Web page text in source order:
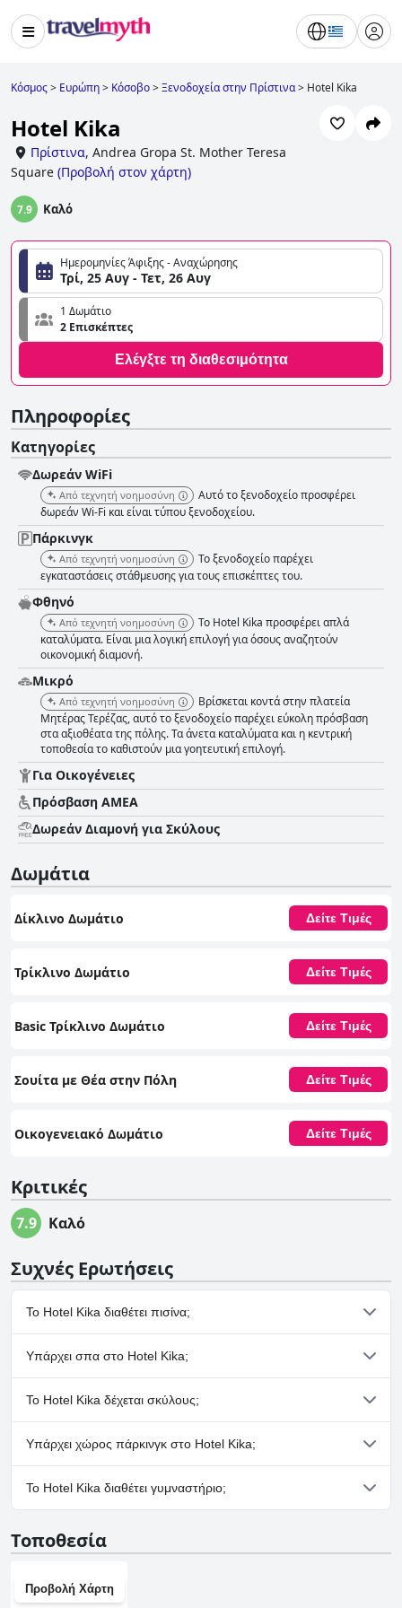
Κόσμος> Ευρώπη> Κόσοβο>Ξενοδοχεία στην Πρίστινα> Hotel Kika
Hotel Kika
Πρίστινα, Andrea Gropa St. Mother Teresa
Square (Προβολή στον χάρτη)
7.9 Καλό
Ημερομηνίες Άφιξης - Αναχώρησης
Τρί, 25 Αυγ - Τετ, 26 Αυγ
1 Δωμάτιο
2 Επισκέπτες
Ελέγξτε τη διαθεσιμότητα
Πληροφορίες
Κατηγορίες
Δωρεάν WiFi
Από τεχνητή νοημοσύνη
Αυτό το ξενοδοχείο προσφέρει
δωρεάν Wi-Fi και είναι τύπου ξενοδοχείου.
Πάρκινγκ
Από τεχνητή νοημοσύνη
Το ξενοδοχείο παρέχει
εγκαταστάσεις στάθμευσης για τους επισκέπτες του.
Φθηνό
Από τεχνητή νοημοσύνη
Το Hotel Kika προσφέρει απλά
καταλύματα. Είναι μια λογική επιλογή για όσους αναζητούν
οικονομική διαμονή.
Μικρό
Από τεχνητή νοημοσύνη
Βρίσκεται κοντά στην πλατεία
Μητέρας Τερέζας, αυτό το ξενοδοχείο παρέχει εύκολη πρόσβαση
στα αξιοθέατα της πόλης. Τα άνετα καταλύματα και η κεντρική
τοποθεσία το καθιστούν μια γοητευτική επιλογή.
Για Οικογένειες
Πρόσβαση ΑΜΕΑ
Δωρεάν Διαμονή για Σκύλους
Δωμάτια
Δίκλινο Δωμάτιο Δείτε Τιμές
Τρίκλινο Δωμάτιο Δείτε Τιμές
Basic Τρίκλινο Δωμάτιο Δείτε Τιμές
Σουίτα με Θέα στην Πόλη Δείτε Τιμές
Οικογενειακό Δωμάτιο Δείτε Τιμές
Κριτικές
7.9 Καλό
Συχνές Ερωτήσεις
Το Hotel Kika διαθέτει πισίνα;
Όχι, το Hotel Kika δεν διαθέτει πισίνα.
Υπάρχει σπα στο Hotel Kika;
Όχι, το Hotel Kika δεν διαθέτει σπα.
Το Hotel Kika δέχεται σκύλους;
Όχι, το Hotel Kika δεν δέχεται σκύλους.
Υπάρχει χώρος πάρκινγκ στο Hotel Kika;
Ναι, υπάρχουν εγκαταστάσεις πάρκινγκ στο Hotel Kika.
Το Hotel Kika διαθέτει γυμναστήριο;
Τοποθεσία
Προβολή Χάρτη